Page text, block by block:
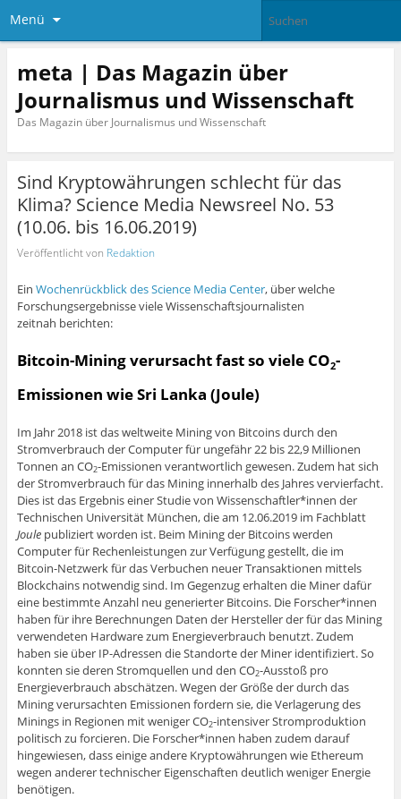
Menü
meta | Das Magazin über
Journalismus und Wissenschaft
Das Magazin über Journalismus und Wissenschaft
Sind Kryptowährungen schlecht für das
Klima? Science Media Newsreel No. 53
(10.06. bis 16.06.2019)
Veröffentlicht von Redaktion
Ein Wochenrückblick des Science Media Center, über welche
Forschungsergebnisse viele Wissenschaftsjournalisten
zeitnah berichten:
Bitcoin-Mining verursacht fast so viele CO2-
Emissionen wie Sri Lanka (Joule)
Im Jahr 2018 ist das weltweite Mining von Bitcoins durch den
Stromverbrauch der Computer für ungefähr 22 bis 22,9 Millionen
Tonnen an CO2-Emissionen verantwortlich gewesen. Zudem hat sich
der Stromverbrauch für das Mining innerhalb des Jahres vervierfacht.
Dies ist das Ergebnis einer Studie von Wissenschaftler*innen der
Technischen Universität München, die am 12.06.2019 im Fachblatt
Joulepubliziert worden ist. Beim Mining der Bitcoins werden
Computer für Rechenleistungen zur Verfügung gestellt, die im
Bitcoin-Netzwerk für das Verbuchen neuer Transaktionen mittels
Blockchains notwendig sind. Im Gegenzug erhalten die Miner dafür
eine bestimmte Anzahl neu generierter Bitcoins. Die Forscher*innen
haben für ihre Berechnungen Daten der Hersteller der für das Mining
verwendeten Hardware zum Energieverbrauch benutzt. Zudem
haben sie über IP-Adressen die Standorte der Miner identifiziert. So
konnten sie deren Stromquellen und den CO2-Ausstoß pro
Energieverbrauch abschätzen. Wegen der Größe der durch das
Mining verursachten Emissionen fordern sie, die Verlagerung des
Minings in Regionen mit weniger CO2-intensiver Stromproduktion
politisch zu forcieren. Die Forscher*innen haben zudem darauf
hingewiesen, dass einige andere Kryptowährungen wie Ethereum
wegen anderer technischer Eigenschaften deutlich weniger Energie
benötigen.